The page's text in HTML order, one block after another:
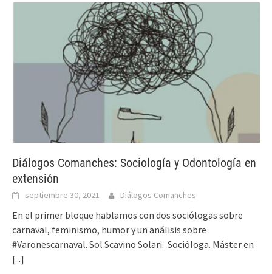
Diálogos Comanches: Sociología y Odontología en
extensión
septiembre 30, 2021 Diálogos Comanches
En el primer bloque hablamos con dos sociólogas sobre
carnaval, feminismo, humor y un análisis sobre
#Varonescarnaval. Sol Scavino Solari. Socióloga. Máster en
[...]